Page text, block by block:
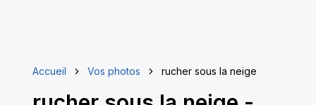
Accueil Vos photos rucher sous la neige